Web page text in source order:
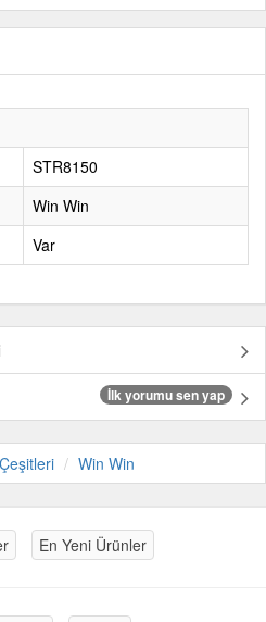
STR8150
Win Win
Var
İlk yorumu sen yap
Win Win
En Yeni Ürünler